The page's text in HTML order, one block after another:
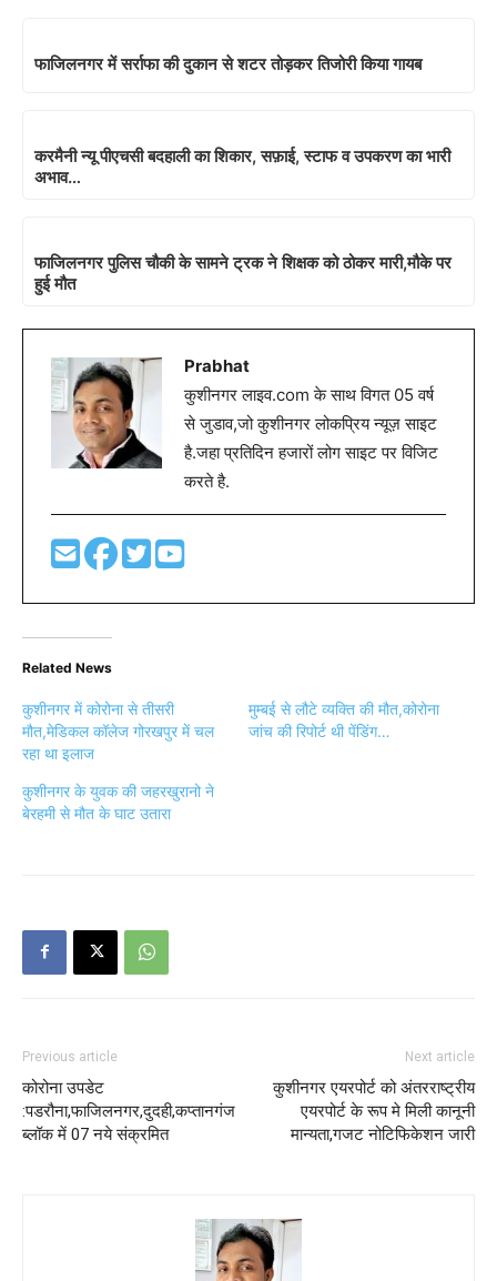
फाजिलनगर में सर्राफा की दुकान से शटर तोड़कर तिजोरी किया गायब
करमैनी न्यू पीएचसी बदहाली का शिकार, सफ़ाई, स्टाफ व उपकरण का भारी
अभाव…
फाजिलनगर पुलिस चौकी के सामने ट्रक ने शिक्षक को ठोकर मारी,मौके पर
हुई मौत
Prabhat
कुशीनगर लाइव.com के साथ विगत 05 वर्ष
से जुडाव,जो कुशीनगर लोकप्रिय न्यूज़ साइट
है.जहा प्रतिदिन हजारों लोग साइट पर विजिट
करते है.
Related News
कुशीनगर में कोरोना से तीसरी
मौत,मेडिकल कॉलेज गोरखपुर में चल
रहा था इलाज
मुम्बई से लौटे व्यक्ति की मौत,कोरोना
जांच की रिपोर्ट थी पेंडिंग…
कुशीनगर के युवक की जहरखुरानो ने
बेरहमी से मौत के घाट उतारा
Previous article
कोरोना उपडेट
:पडरौना,फाजिलनगर,दुदही,कप्तानगंज
ब्लॉक में 07 नये संक्रमित
Next article
कुशीनगर एयरपोर्ट को अंतरराष्ट्रीय
एयरपोर्ट के रूप मे मिली कानूनी
मान्यता,गजट नोटिफिकेशन जारी